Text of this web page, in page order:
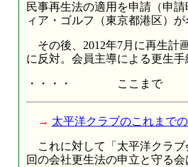
民事再生法の適用を申請（申
ィア・ゴルフ（東京都港区）が
その後、2012年7月に再生計
に反対。会員主導による更生
・・・・ ここまで
→ 太平洋クラブのこれまで
これに対して「太平洋クラブ
回の会社更生法の申立と守る